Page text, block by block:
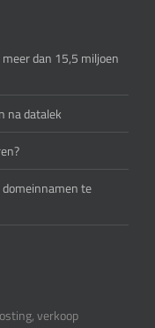
dan 15,5 miljoen
na datalek
domeinnamen te
verkoop